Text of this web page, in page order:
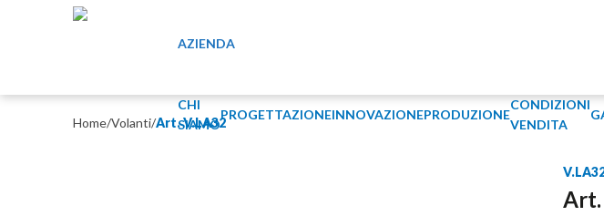
AZIENDA
CHI
SIAMO
PROGETTAZIONEINNOVAZIONEPRODUZIONE
CONDIZIONI
VENDITA
Home/Volanti/Art. V.LA32
Art.